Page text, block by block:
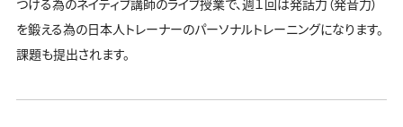
つける為のネイティブ講師のライブ授業で、週１回は発話力（発音力）
を鍛える為の日本人トレーナーのパーソナルトレーニングになります。
課題も提出されます。